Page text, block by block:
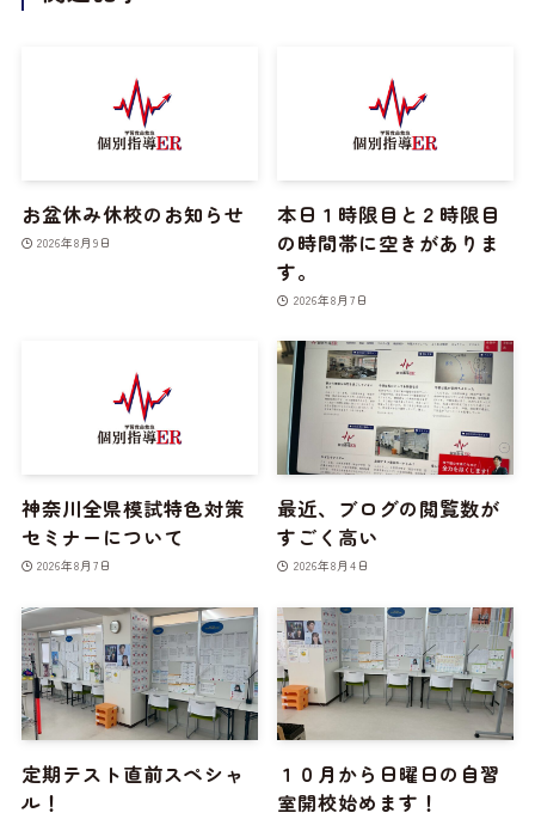
お盆休み休校のお知らせ
2026年8月9日
本日１時限目と２時限目
の時間帯に空きがありま
す。
2026年8月7日
神奈川全県模試特色対策
セミナーについて
2026年8月7日
最近、ブログの閲覧数が
すごく高い
2026年8月4日
定期テスト直前スペシャ
ル！
１０月から日曜日の自習
室開校始めます！